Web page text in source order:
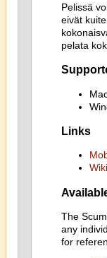
Pelissä
eivät
pelata
Links
The
any
for